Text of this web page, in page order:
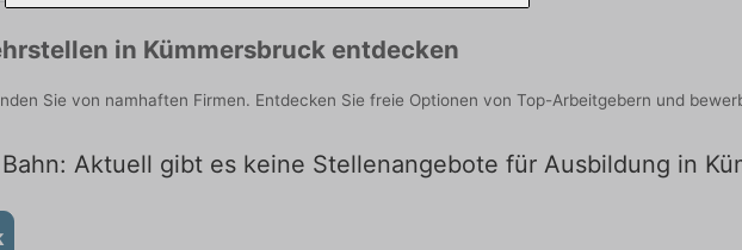
in Kümmersbruck entdecken
Sie von namhaften Firmen. Entdecken Sie freie Optionen von Top-Arbeitgebern und
Aktuell gibt es keine Stellenangebote für Ausbildung in